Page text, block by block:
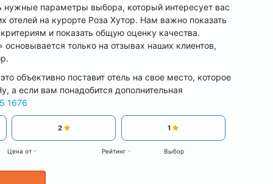
параметры выбора, который интересует вас
на курорте Роза Хутор. Нам важно показать
и показать общую оценку качества.
только на отзывах наших клиентов,
объективно поставит отель на свое место, которое
а если вам понадобится дополнительная
1676
2 1
Цена от Рейтинг Выбор